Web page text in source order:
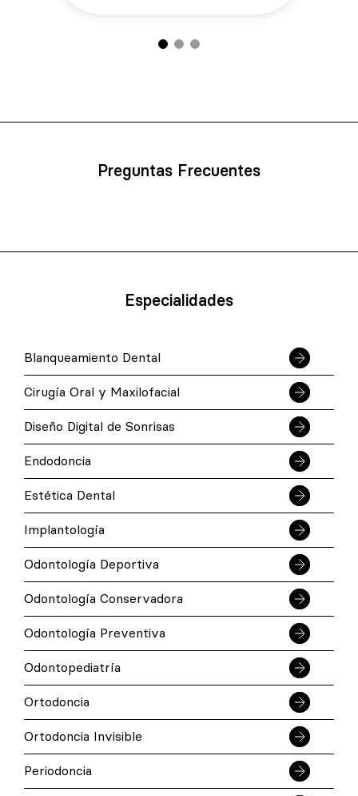
Preguntas Frecuentes
Especialidades
Blanqueamiento Dental
Cirugía Oral y Maxilofacial
Diseño Digital de Sonrisas
Endodoncia
Estética Dental
Implantología
Odontología Deportiva
Odontología Conservadora
Odontología Preventiva
Odontopediatría
Ortodoncia
Ortodoncia Invisible
Periodoncia